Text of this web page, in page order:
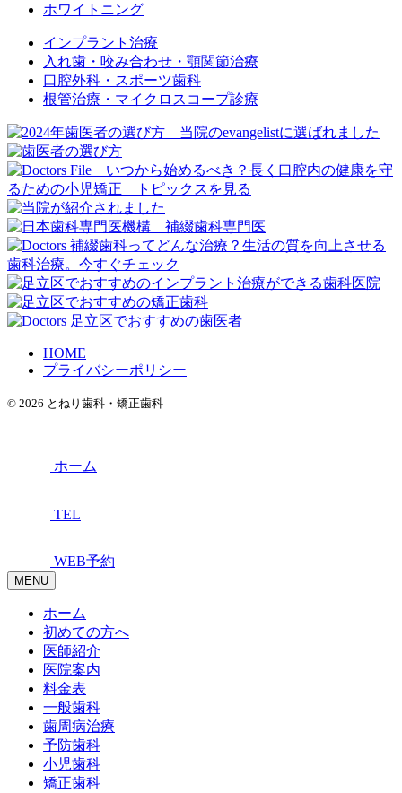
ホワイトニング
インプラント治療
入れ歯・咬み合わせ・顎関節治療
口腔外科・スポーツ歯科
根管治療・マイクロスコープ診療
HOME
プライバシーポリシー
© 2026 とねり歯科・矯正歯科
ホーム
TEL
WEB予約
MENU
ホーム
初めての方へ
医師紹介
医院案内
料金表
一般歯科
歯周病治療
予防歯科
小児歯科
矯正歯科